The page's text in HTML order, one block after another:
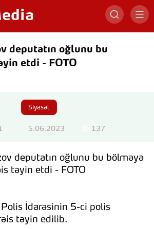
deputatın oğlunu bu
etdi - FOTO
Siyasət
5.06.2023 137
İdarəsinin 5-ci polis
təyin edilib.